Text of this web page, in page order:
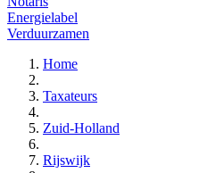
Energielabel
Verduurzamen
Home
Taxateurs
Zuid-Holland
Rijswijk